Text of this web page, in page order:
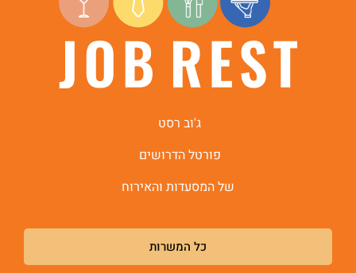
ג'וב רסט
פורטל הדרושים
של המסעדות והאירוח
כל המשרות
היי, אני סיגי
הצ'אטבוט החכמה
של